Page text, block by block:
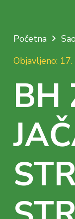
Početna
Objavljeno:
BH